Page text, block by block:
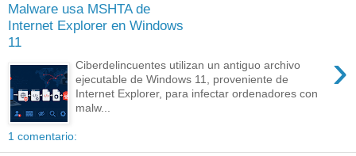
Malware usa MSHTA de
Internet Explorer en Windows
11
›
Ciberdelincuentes utilizan un antiguo archivo
ejecutable de Windows 11, proveniente de
Internet Explorer, para infectar ordenadores con
malw...
1 comentario: